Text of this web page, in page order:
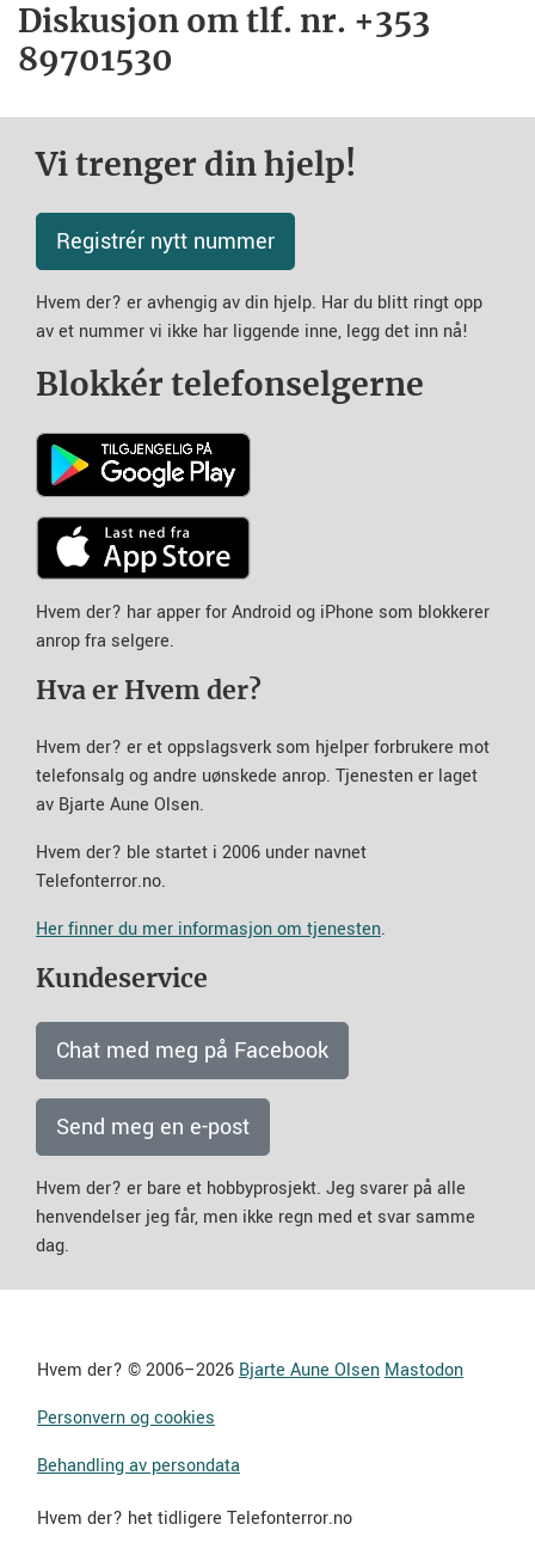
Diskusjon om tlf. nr. +353
89701530
Vi trenger din hjelp!
Registrér nytt nummer
Hvem der? er avhengig av din hjelp. Har du blitt ringt opp
av et nummer vi ikke har liggende inne, legg det inn nå!
Blokkér telefonselgerne
Hvem der? har apper for Android og iPhone som blokkerer
anrop fra selgere.
Hva er Hvem der?
Hvem der? er et oppslagsverk som hjelper forbrukere mot
telefonsalg og andre uønskede anrop. Tjenesten er laget
av Bjarte Aune Olsen.
Hvem der? ble startet i 2006 under navnet
Telefonterror.no.
Her finner du mer informasjon om tjenesten.
Kundeservice
Chat med meg på Facebook
Send meg en e-post
Hvem der? er bare et hobbyprosjekt. Jeg svarer på alle
henvendelser jeg får, men ikke regn med et svar samme
dag.
Hvem der? © 2006–2026 Bjarte Aune Olsen Mastodon
Personvern og cookies
Behandling av persondata
Hvem der? het tidligere Telefonterror.no